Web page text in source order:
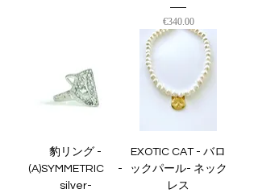
価格
€340.00
豹リング -
(A)SYMMETRIC -
silver-
EXOTIC CAT - バロ
ックパール- ネック
レス